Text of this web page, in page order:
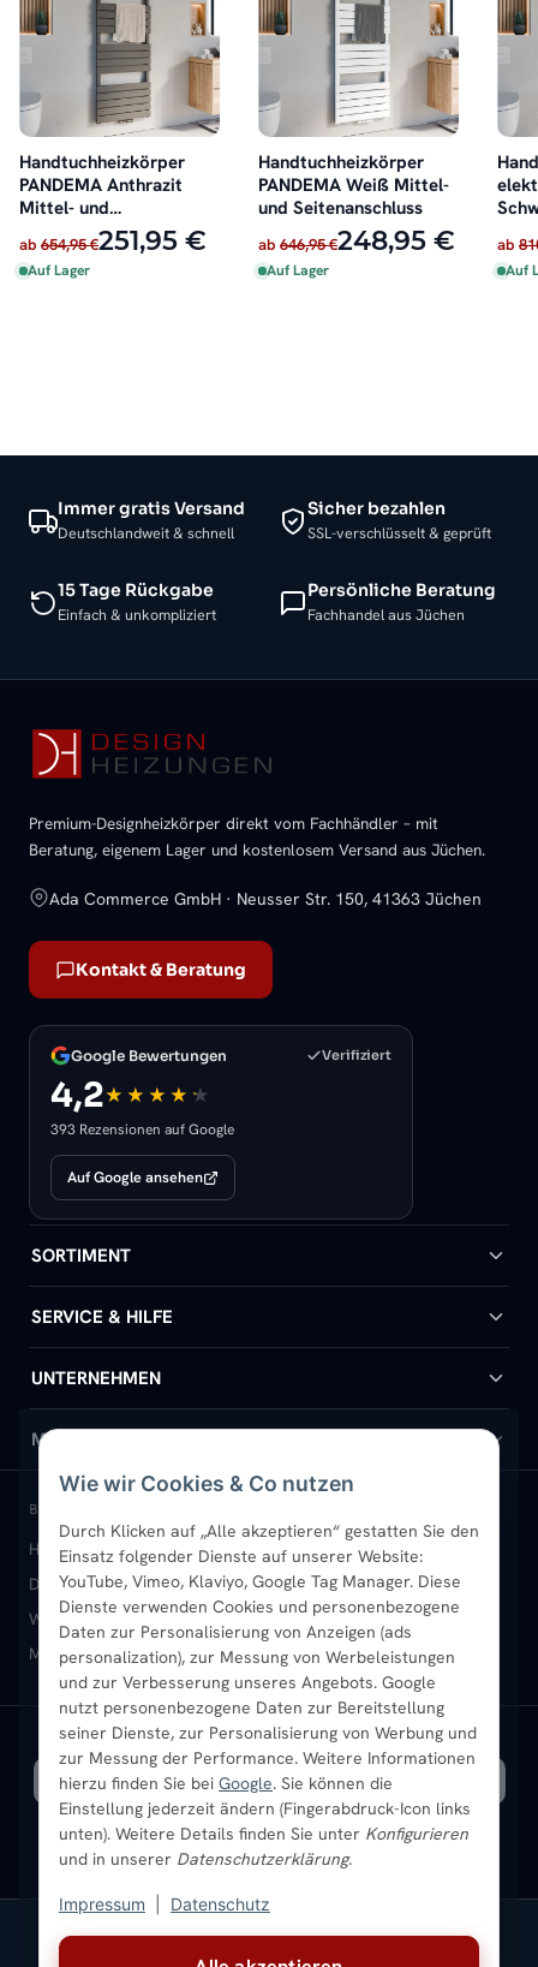
Wie wir Cookies & Co nutzen
Durch Klicken auf „Alle akzeptieren“ gestatten Sie den
Einsatz folgender Dienste auf unserer Website:
YouTube, Vimeo, Klaviyo, Google Tag Manager. Diese
Dienste verwenden Cookies und personenbezogene
Daten zur Personalisierung von Anzeigen (ads
personalization), zur Messung von Werbeleistungen
und zur Verbesserung unseres Angebots. Google
nutzt personenbezogene Daten zur Bereitstellung
seiner Dienste, zur Personalisierung von Werbung und
zur Messung der Performance. Weitere Informationen
hierzu finden Sie bei Google. Sie können die
Einstellung jederzeit ändern (Fingerabdruck-Icon links
unten). Weitere Details finden Sie unter Konfigurieren
und in unserer Datenschutzerklärung.
Impressum Datenschutz
Handtuchheizkörper
PANDEMA Anthrazit
Mittel- und
Seitenanschluss
ab 654,95 €251,95 €
Auf Lager
Handtuchheizkörper
PANDEMA Weiß Mittel-
und Seitenanschluss
ab 646,95 €248,95 €
Auf Lager
ab
Auf
Immer gratis Versand
Deutschlandweit & schnell
Sicher bezahlen
SSL-verschlüsselt & geprüft
15 Tage Rückgabe
Einfach & unkompliziert
Persönliche Beratung
Fachhandel aus Jüchen
Premium-Designheizkörper direkt vom Fachhändler – mit
Beratung, eigenem Lager und kostenlosem Versand aus Jüchen.
Ada Commerce GmbH · Neusser Str. 150, 41363 Jüchen
Kontakt & Beratung
Google Bewertungen Verifiziert
4,2
393 Rezensionen auf Google
Auf Google ansehen
SORTIMENT
Badheizkörper
Handtuchheizkörper
Design-Heizkörper
Paneelheizkörper
Vertikal-Heizkörper
Heizkörper-Zubehör
SERVICE & HILFE
Hilfe & Kontakt
Versand & Lieferung
Rückgabe & Widerruf
Garantie & Gewährleistung
Montageservice vor Ort
Sendung verfolgen
UNTERNEHMEN
Wir über uns
Standort & Abholung Jüchen
B2B-Kunden
Karriere
Ratgeber
Bestpreisgarantie
MEIN KONTO
Anmelden / Mein Konto
Merkliste
Newsletter
Aktuelle Angebote
BELIEBTE KATEGORIEN
Heizkörper kaufenBadheizkörperHandtuchheizkörper
Design-HeizkörperPaneelheizkörperVertikal-Heizkörper
Wandheizkörper Wohnraum-Heizkörper Badheizkörper Schwarz
Mischbetrieb-HeizkörperHeizkörper-ZubehörAktuelle Angebote
VERSAND MIT